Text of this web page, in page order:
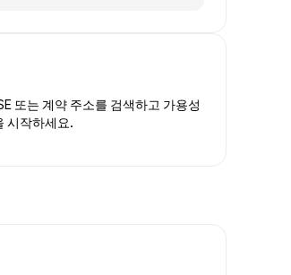
또는 계약 주소를 검색하고 가용성
시작하세요.